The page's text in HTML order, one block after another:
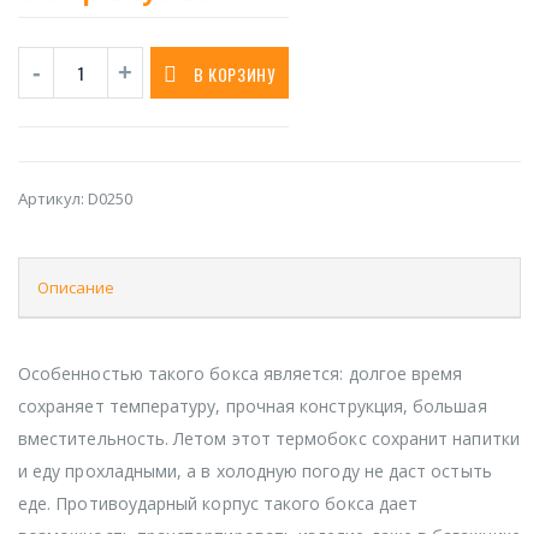
В КОРЗИНУ
Артикул: D0250
Описание
Особенностью такого бокса является: долгое время
сохраняет температуру, прочная конструкция, большая
вместительность. Летом этот термобокс сохранит напитки
и еду прохладными, а в холодную погоду не даст остыть
еде. Противоударный корпус такого бокса дает